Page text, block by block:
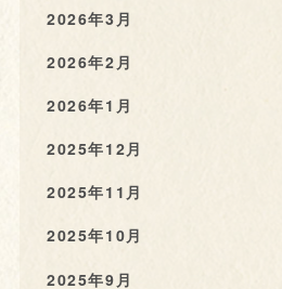
2026年3月
2026年2月
2026年1月
2025年12月
2025年11月
2025年10月
2025年9月